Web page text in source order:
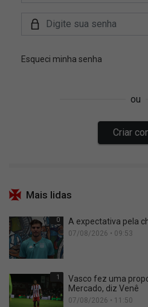
Mais lidas
0 A expectativa pela
07/08/2026 • 09:53
1
Vasco fez uma
Mercado, diz Venê
07/08/2026 • 11:50